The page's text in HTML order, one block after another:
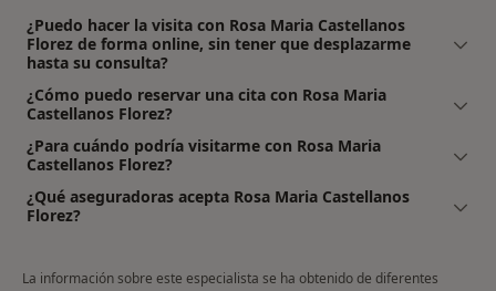
¿Puedo hacer la visita con Rosa Maria Castellanos
Florez de forma online, sin tener que desplazarme
hasta su consulta?
¿Cómo puedo reservar una cita con Rosa Maria
Castellanos Florez?
¿Para cuándo podría visitarme con Rosa Maria
Castellanos Florez?
¿Qué aseguradoras acepta Rosa Maria Castellanos
Florez?
La información sobre este especialista se ha obtenido de diferentes